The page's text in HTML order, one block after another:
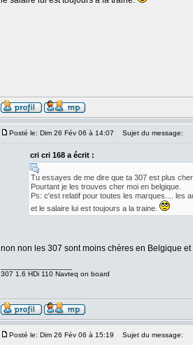
Posté le: Dim 26 Fév 06 à 14:07 Sujet du message:
cri cri 168 a écrit :
Tu essayes de me dire que ta 307 est plus
Pourtant je les trouves cher moi en belgique.
Ps: c'est relatif pour toutes les marques.... les
et le salaire lui est toujours a la traine.
non non les 307 sont moins chères en Belgique
307 1.6 HDi 110 Navteq on board
Posté le: Dim 26 Fév 06 à 15:19 Sujet du message: